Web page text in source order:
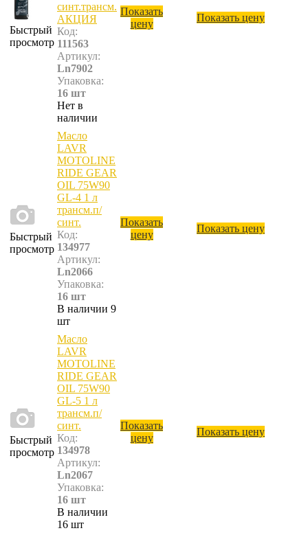
Быстрый
просмотр
синт.трансм.
АКЦИЯ
Код:
111563
Артикул:
Ln7902
Упаковка:
16 шт
Нет в
наличии
Показать
цену
Показать цену
Быстрый
просмотр
Масло
LAVR
MOTOLINE
RIDE GEAR
OIL 75W90
GL-4 1 л
трансм.п/
синт.
Код:
134977
Артикул:
Ln2066
Упаковка:
16 шт
В наличии 9
шт
Показать
цену
Показать цену
Быстрый
просмотр
Масло
LAVR
MOTOLINE
RIDE GEAR
OIL 75W90
GL-5 1 л
трансм.п/
синт.
Код:
134978
Артикул:
Ln2067
Упаковка:
16 шт
В наличии
16 шт
Показать
цену
Показать цену